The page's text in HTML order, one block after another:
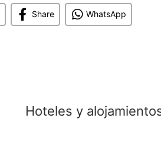
Share WhatsApp
Hoteles y